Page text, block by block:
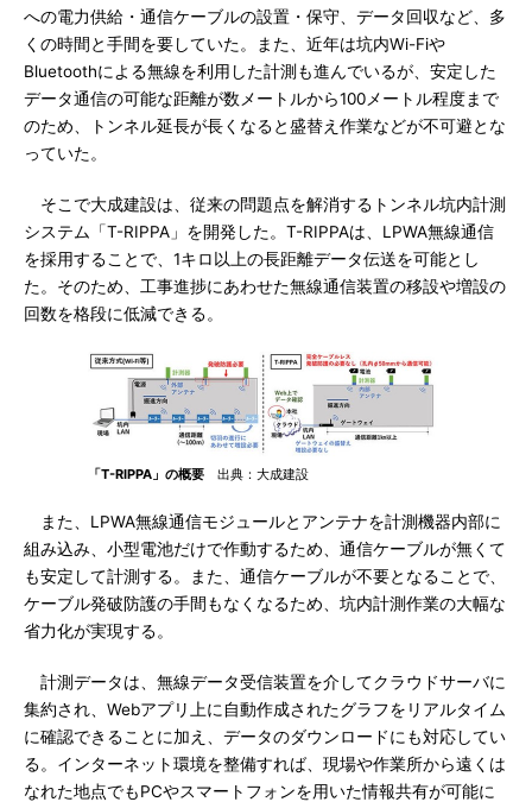
への電力供給・通信ケーブルの設置・保守、データ回収など、多
くの時間と手間を要していた。また、近年は坑内Wi-Fiや
Bluetoothによる無線を利用した計測も進んでいるが、安定した
データ通信の可能な距離が数メートルから100メートル程度まで
のため、トンネル延長が長くなると盛替え作業などが不可避とな
っていた。
そこで大成建設は、従来の問題点を解消するトンネル坑内計測
システム「T-RIPPA」を開発した。T-RIPPAは、LPWA無線通信
を採用することで、1キロ以上の長距離データ伝送を可能とし
た。そのため、工事進捗にあわせた無線通信装置の移設や増設の
回数を格段に低減できる。
「T-RIPPA」の概要 出典：大成建設
また、LPWA無線通信モジュールとアンテナを計測機器内部に
組み込み、小型電池だけで作動するため、通信ケーブルが無くて
も安定して計測する。また、通信ケーブルが不要となることで、
ケーブル発破防護の手間もなくなるため、坑内計測作業の大幅な
省力化が実現する。
計測データは、無線データ受信装置を介してクラウドサーバに
集約され、Webアプリ上に自動作成されたグラフをリアルタイム
に確認できることに加え、データのダウンロードにも対応してい
る。インターネット環境を整備すれば、現場や作業所から遠くは
なれた地点でもPCやスマートフォンを用いた情報共有が可能に